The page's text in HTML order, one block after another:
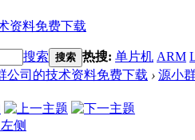
资料免费下载
搜索 搜索 热搜: 单片机 ARM
公司的技术资料免费下载 › 源小